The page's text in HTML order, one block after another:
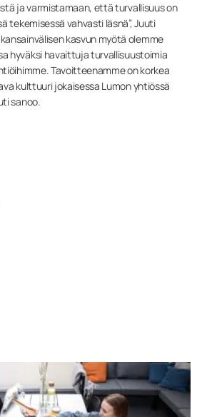
ja varmistamaan, että turvallisuus on
tekemisessä vahvasti läsnä”, Juuti
kasvun myötä olemme
hyväksi havaittuja turvallisuustoimia
Tavoitteenamme on korkea
kulttuuri jokaisessa Lumon yhtiössä
sanoo.